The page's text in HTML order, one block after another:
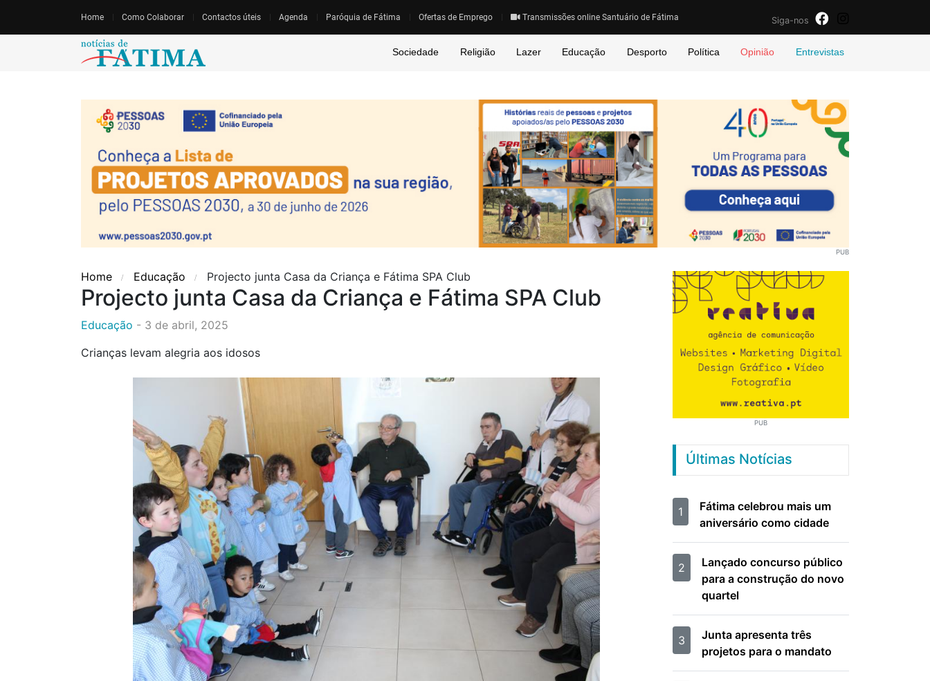
Home Como Colaborar Contactos úteis Agenda Paróquia de Fátima Ofertas de Emprego Transmissões online Santuário de Fátima Siga-nos
Sociedade Religião Lazer Educação Desporto Política Opinião Entrevistas
PUB
Home Educação Projecto junta Casa da Criança e Fátima SPA Club
Projecto junta Casa da Criança e Fátima SPA Club
Educação - 3 de abril, 2025
Crianças levam alegria aos idosos
PUB
Últimas Notícias
1
Fátima celebrou mais um
aniversário como cidade
2
Lançado concurso público
para a construção do novo
quartel
3
Junta apresenta três
projetos para o mandato